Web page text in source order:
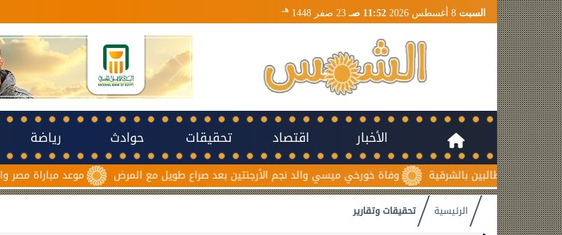
السبت 11:52 صـ 23 صفر 1448 هـ
الأخبار اقتصاد تحقيقات حوادث رياضة
موعد مباراة مصر والدنمارك غدًا وفاة خورخي ميسي والد نجم الأرجنتين بعد صراع طويل مع المرض
الرئيسية تحقيقات وتقارير